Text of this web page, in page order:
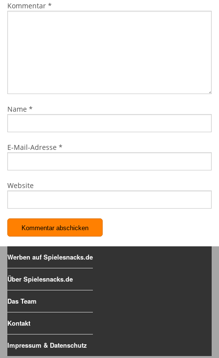
Kommentar *
Name *
E-Mail-Adresse *
Website
Werben auf Spielesnacks.de
Über Spielesnacks.de
Das Team
Kontakt
Impressum & Datenschutz